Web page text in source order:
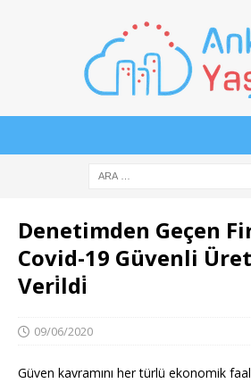
Denetimden Geçen
Covid-19 Güvenli
Veri̇ldi̇
09/06/2020
Güven kavramını her türlü ekonomik